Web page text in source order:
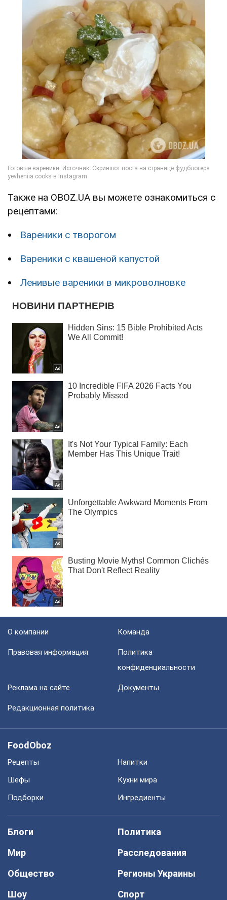
Также на OBOZ.UA вы можете ознакомиться с
рецептами:
Вареники с творогом
Вареники с квашеной капустой
Ленивые вареники в микроволновке
О компании Команда
Правовая информация
Политика
конфиденциальности
Реклама на сайте Документы
Редакционная политика
FoodOboz
Рецепты
Напитки
Шефы
Кухни мира
Подборки
Ингредиенты
Блоги
Политика
Мир
Расследования
Общество
Регионы Украины
Шоу
Спорт